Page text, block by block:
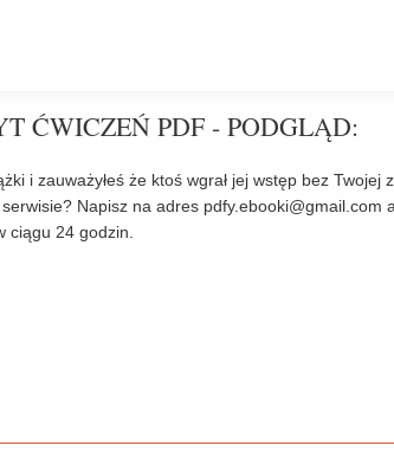
ĆWICZEŃ PDF - PODGLĄD:
i zauważyłeś że ktoś wgrał jej wstęp bez Twojej
Napisz na adres pdfy.ebooki@gmail.com
ciągu 24 godzin.